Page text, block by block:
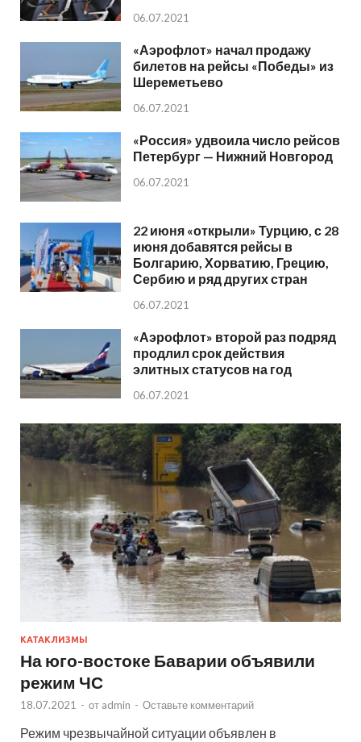
06.07.2021
«Аэрофлот» начал продажу
билетов на рейсы «Победы» из
Шереметьево
06.07.2021
«Россия» удвоила число рейсов
Петербург — Нижний Новгород
06.07.2021
22 июня «открыли» Турцию, с 28
июня добавятся рейсы в
Болгарию, Хорватию, Грецию,
Сербию и ряд других стран
06.07.2021
«Аэрофлот» второй раз подряд
продлил срок действия
элитных статусов на год
06.07.2021
КАТАКЛИЗМЫ
На юго-востоке Баварии объявили
режим ЧС
18.07.2021 - от admin - Оставьте комментарий
Режим чрезвычайной ситуации объявлен в